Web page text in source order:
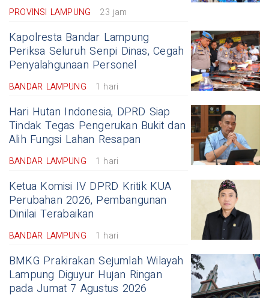
PROVINSI LAMPUNG 23 jam
Kapolresta Bandar Lampung
Periksa Seluruh Senpi Dinas, Cegah
Penyalahgunaan Personel
BANDAR LAMPUNG 1 hari
Hari Hutan Indonesia, DPRD Siap
Tindak Tegas Pengerukan Bukit dan
Alih Fungsi Lahan Resapan
BANDAR LAMPUNG 1 hari
Ketua Komisi IV DPRD Kritik KUA
Perubahan 2026, Pembangunan
Dinilai Terabaikan
BANDAR LAMPUNG 1 hari
BMKG Prakirakan Sejumlah Wilayah
Lampung Diguyur Hujan Ringan
pada Jumat 7 Agustus 2026